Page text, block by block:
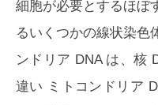
細胞が必要とするほぼ
るいくつかの線状染色
ンドリア DNA は、核
違い ミトコンドリア